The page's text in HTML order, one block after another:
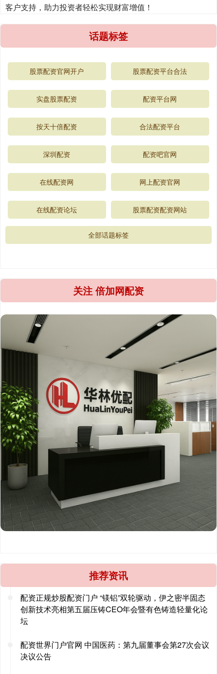
客户支持，助力投资者轻松实现财富增值！
话题标签
股票配资官网开户 股票配资平台合法
实盘股票配资 配资平台网
按天十倍配资 合法配资平台
深圳配资 配资吧官网
在线配资网 网上配资官网
在线配资论坛 股票配资配资网站
全部话题标签
关注 倍加网配资
推荐资讯
配资正规炒股配资门户 “镁铝”双轮驱动，伊之密半固态
创新技术亮相第五届压铸CEO年会暨有色铸造轻量化论
坛
配资世界门户官网 中国医药：第九届董事会第27次会议
决议公告